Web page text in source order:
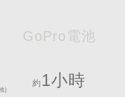
GoPro電池
)
約 1小時